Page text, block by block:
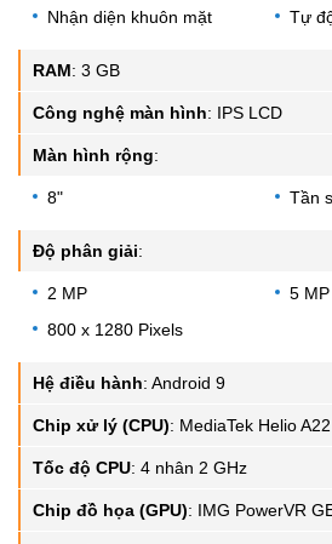
Nhận diện khuôn mặt
Tự
RAM: 3 GB
Công nghệ màn hình: IPS LCD
Màn hình rộng:
8" Tần
Độ phân giải:
2 MP
5 MP
800 x 1280 Pixels
Hệ điều hành: Android 9
Chip xử lý (CPU): MediaTek Helio
Tốc độ CPU: 4 nhân 2 GHz
Chip đồ họa (GPU): IMG PowerVR